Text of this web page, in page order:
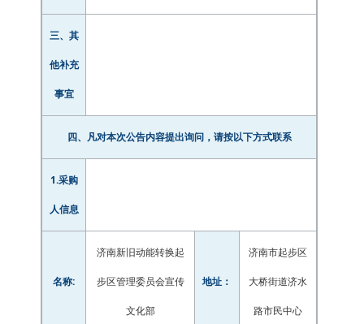
三、其
他补充
事宜
四、凡对本次公告内容提出询问，请按以下方式联系
1.采购
人信息
名称:
济南新旧动能转换起
步区管理委员会宣传
文化部
地址：
济南市起步区
大桥街道济水
路市民中心